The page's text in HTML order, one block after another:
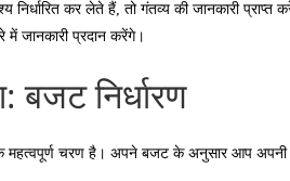
निर्धारित कर लेते हैं, तो गंतव्य की जानकारी
में जानकारी प्रदान करेंगे।
बजट निर्धारण
चरण है। अपने बजट के अनुसार आप अपनी